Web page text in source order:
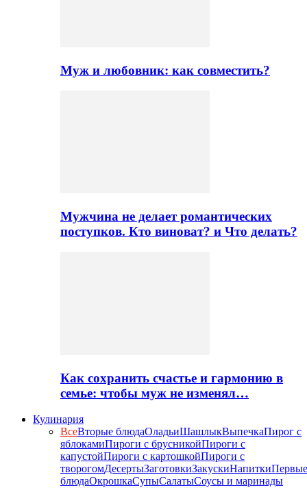
Муж и любовник: как совместить?
Мужчина не делает романтических
поступков. Кто виноват? и Что делать?
Как сохранить счастье и гармонию в
семье: чтобы муж не изменял…
Кулинария
ВсеВторые блюдаОладьиШашлыкВыпечкаПирог с
яблокамиПироги с брусникойПироги с
капустойПироги с картошкойПироги с
творогомДесертыЗаготовкиЗакускиНапиткиПервые
блюдаОкрошкаСупыСалатыСоусы и маринады